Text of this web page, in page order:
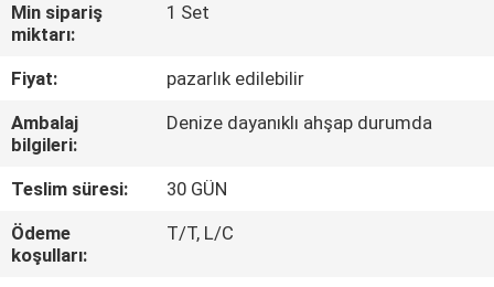
KALITE
KONTROL
ILETIŞIME
GEÇIN
Min sipariş
miktarı:
1 Set
Fiyat:
pazarlık edilebilir
Ambalaj
bilgileri:
Denize dayanıklı ahşap durumda
Teslim süresi:
30 GÜN
Ödeme
koşulları:
T/T, L/C